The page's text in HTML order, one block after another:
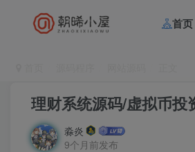
首页
理财系统源码/虚拟币
淼炎
9个月前发布